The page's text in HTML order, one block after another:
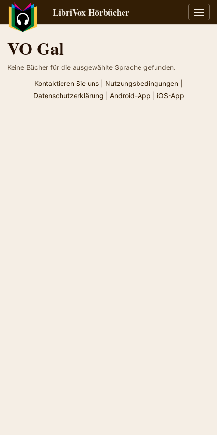
LibriVox Hörbücher
VO Gal
Keine Bücher für die ausgewählte Sprache gefunden.
Kontaktieren Sie uns
Nutzungsbedingungen
Datenschutzerklärung
Android-App iOS-App